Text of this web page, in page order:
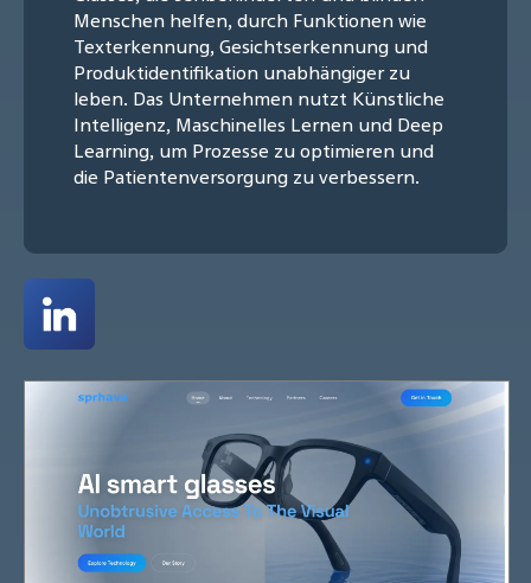
Menschen helfen, durch Funktionen wie
Texterkennung, Gesichtserkennung und
Produktidentifikation unabhängiger zu
leben. Das Unternehmen nutzt Künstliche
Intelligenz, Maschinelles Lernen und Deep
Learning, um Prozesse zu optimieren und
die Patientenversorgung zu verbessern.